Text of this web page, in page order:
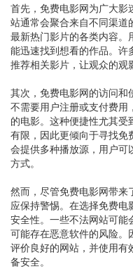
首先，免费电影网为广大影
站通常会聚合来自不同渠道
最新热门影片的各类内容
能迅速找到想看的作品。许
推荐相关影片，让观众的观
其次，免费电影网的访问
不需要用户注册或支付费
的电影。这种便捷性尤其
有限，因此更倾向于寻找免
会提供多种播放源，用户
方式。
然而，尽管免费电影网带
应保持警惕。在选择免费
安全性。一些不法网站可能
可能存在恶意软件的风险。
评价良好的网站，并使用
备安全。